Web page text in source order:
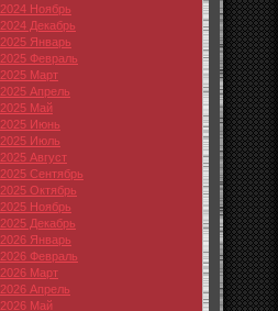
2024 Ноябрь
2024 Декабрь
2025 Январь
2025 Февраль
2025 Март
2025 Апрель
2025 Май
2025 Июнь
2025 Июль
2025 Август
2025 Сентябрь
2025 Октябрь
2025 Ноябрь
2025 Декабрь
2026 Январь
2026 Февраль
2026 Март
2026 Апрель
2026 Май